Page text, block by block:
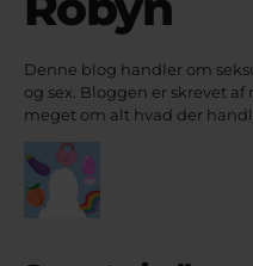
Denne blog handler om
og sex. Bloggen er skrevet
meget om alt hvad der